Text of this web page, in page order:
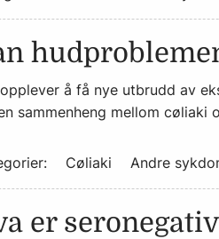
å få nye utbrudd av
sammenheng mellom cøliaki
Cøliaki Andre
er